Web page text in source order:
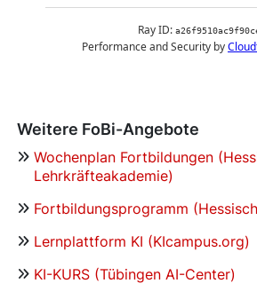
Weitere FoBi-Angebote
Wochenplan Fortbildungen
Lehrkräfteakademie)
Fortbildungsprogramm
Lernplattform KI (KIcampus.org)
KI-KURS (Tübingen AI-Center)